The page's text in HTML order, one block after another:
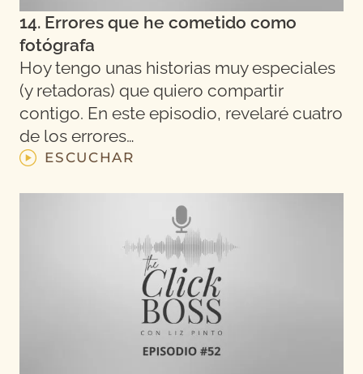
14. Errores que he cometido como
fotógrafa
Hoy tengo unas historias muy especiales
(y retadoras) que quiero compartir
contigo. En este episodio, revelaré cuatro
de los errores…
ESCUCHAR